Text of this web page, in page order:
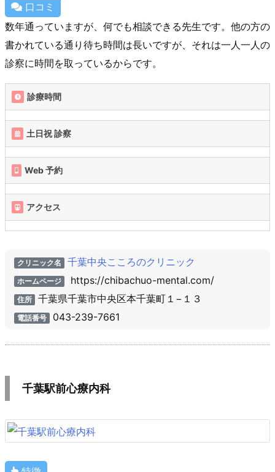
口コミ
数年通っていますが、何でも相談できる先生です。他の方の
書かれている通り待ち時間は長いですが、それは一人一人の
診察に時間を取っているからです。
診療時間
土日祝 診察
Web 予約
アクセス
クリニック名 千葉中央こころのクリニック
ホームページ https://chibachuo-mental.com/
住所 千葉県千葉市中央区本千葉町１−１３
電話番号 043-239-7661
千葉駅前心療内科